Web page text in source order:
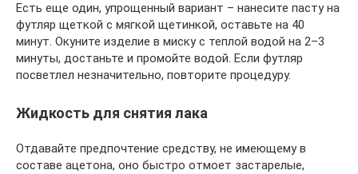
Есть еще один, упрощенный вариант – нанесите пасту на
футляр щеткой с мягкой щетинкой, оставьте на 40
минут. Окуните изделие в миску с теплой водой на 2–3
минуты, достаньте и промойте водой. Если футляр
посветлел незначительно, повторите процедуру.
Жидкость для снятия лака
Отдавайте предпочтение средству, не имеющему в
составе ацетона, оно быстро отмоет застарелые,